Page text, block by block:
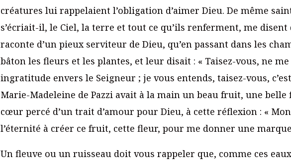
créatures lui rappelaient l’obligation d’aimer Dieu. De même
s’écriait-il, le Ciel, la terre et tout ce qu’ils renferment, me disent
raconte d’un pieux serviteur de Dieu, qu’en passant dans les
bâton les fleurs et les plantes, et leur disait : « Taisez-vous, ne
ingratitude envers le Seigneur ; je vous entends, taisez-vous,
Marie-Madeleine de Pazzi avait à la main un beau fruit, une belle
cœur percé d’un trait d’amour pour Dieu, à cette réflexion : «
l’éternité à créer ce fruit, cette fleur, pour me donner une
Un fleuve ou un ruisseau doit vous rappeler que, comme ces